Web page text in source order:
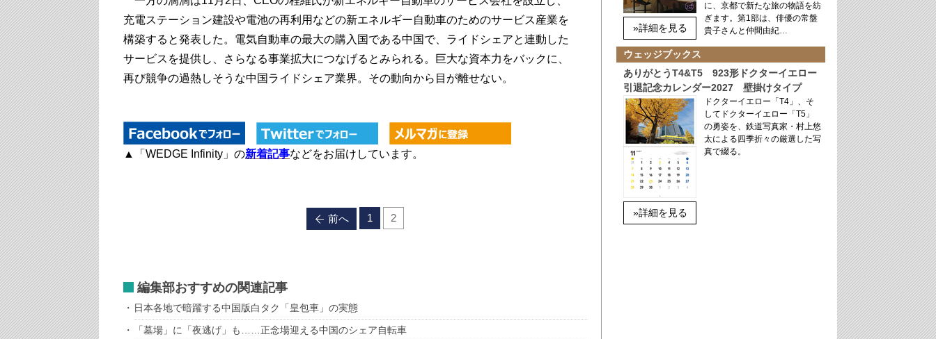
充電ステーション建設や電池の再利用などの新エネルギー自動車のためのサービス産業を
構築すると発表した。電気自動車の最大の購入国である中国で、ライドシェアと連動した
サービスを提供し、さらなる事業拡大につなげるとみられる。巨大な資本力をバックに、
再び競争の過熱しそうな中国ライドシェア業界。その動向から目が離せない。
▲「WEDGE Infinity」の新着記事などをお届けしています。
前へ 1 2
編集部おすすめの関連記事
日本各地で暗躍する中国版白タク「皇包車」の実態
「墓場」に「夜逃げ」も……正念場迎える中国のシェア自転車
»詳細を見る
に、京都で新たな旅の物語を紡
ぎます。第1部は、俳優の常盤
貴子さんと仲間由紀…
ウェッジブックス
ありがとうT4&T5 923形ドクターイエロー
引退記念カレンダー2027 壁掛けタイプ
»詳細を見る
ドクターイエロー「T4」、そ
してドクターイエロー「T5」
の勇姿を、鉄道写真家・村上悠
太による四季折々の厳選した写
真で綴る。